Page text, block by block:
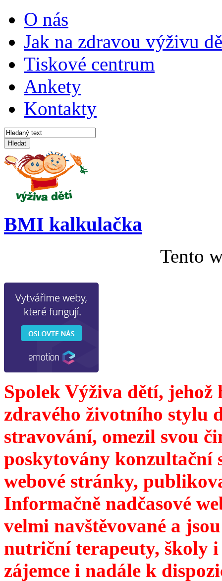
O nás
Jak na zdravou výživu
Tiskové centrum
Ankety
Kontakty
Hledat
BMI kalkulačka
Tento
Spolek Výživa dětí,
zdravého životního stylu
stravování, omezil svou
poskytovány konzultační
webové stránky,
Informačně nadčasové
velmi navštěvované a
nutriční terapeuty, školy
zájemce i nadále k